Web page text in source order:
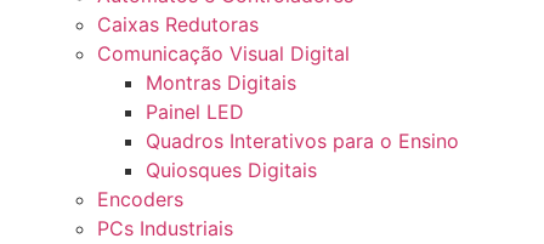
Caixas Redutoras
Comunicação Visual Digital
Montras Digitais
Painel LED
Quadros Interativos para o Ensino
Quiosques Digitais
Encoders
PCs Industriais